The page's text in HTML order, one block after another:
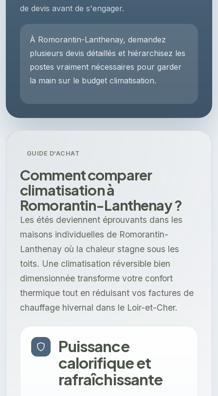
de devis avant de s'engager.
À Romorantin-Lanthenay, demandez
plusieurs devis détaillés et hiérarchisez les
postes vraiment nécessaires pour garder
la main sur le budget climatisation.
GUIDE D'ACHAT
Comment comparer
climatisation à
Romorantin-Lanthenay ?
Les étés deviennent éprouvants dans les
maisons individuelles de Romorantin-
Lanthenay où la chaleur stagne sous les
toits. Une climatisation réversible bien
dimensionnée transforme votre confort
thermique tout en réduisant vos factures de
chauffage hivernal dans le Loir-et-Cher.
Puissance
calorifique et
rafraîchissante